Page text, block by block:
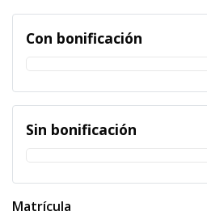
Con bonificación
Sin bonificación
Matrícula